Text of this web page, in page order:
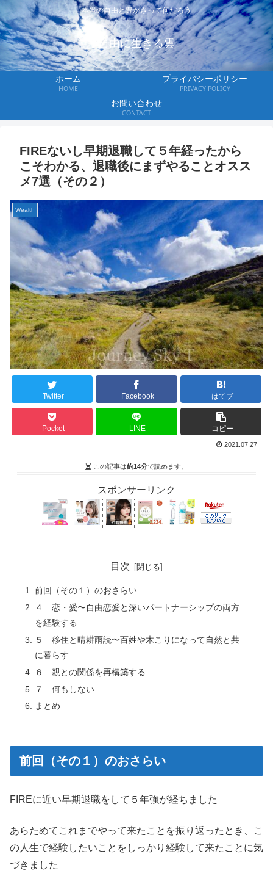
本当の自由と豊かさって何だろう
自由に生きる雲
ホーム
HOME
プライバシーポリシー
PRIVACY POLICY
お問い合わせ
CONTACT
FIREないし早期退職して５年経ったから
こそわかる、退職後にまずやることオスス
メ7選（その２）
Wealth
Twitter Facebook はてブ
Pocket LINE コピー
2021.07.27
この記事は約14分で読めます。
スポンサーリンク
目次
前回（その１）のおさらい
４ 恋・愛〜自由恋愛と深いパートナーシップの両方
を経験する
５ 移住と晴耕雨読〜百姓や木こりになって自然と共
に暮らす
６ 親との関係を再構築する
７ 何もしない
まとめ
前回（その１）のおさらい
FIREに近い早期退職をして５年強が経ちました
あらためてこれまでやって来たことを振り返ったとき、こ
の人生で経験したいことをしっかり経験して来たことに気
づきました